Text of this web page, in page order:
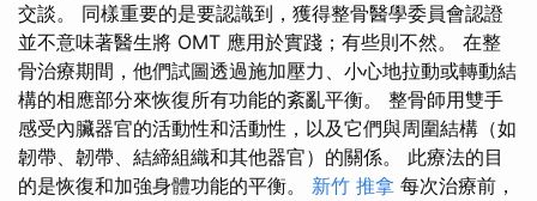
交談。 同樣重要的是要認識到，獲得整骨醫學委員會認證
並不意味著醫生將 OMT 應用於實踐；有些則不然。 在整
骨治療期間，他們試圖透過施加壓力、小心地拉動或轉動結
構的相應部分來恢復所有功能的紊亂平衡。 整骨師用雙手
感受內臟器官的活動性和活動性，以及它們與周圍結構（如
韌帶、韌帶、結締組織和其他器官）的關係。 此療法的目
的是恢復和加強身體功能的平衡。 新竹 推拿 每次治療前，